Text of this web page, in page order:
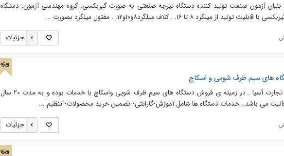
آزمون صنعت تولید کننده دستگاه تیرچه صنعتی به صورت گیربکسی. گروه مهندسی آزمون. دستگاه
تولید از میلگرد ۸ تا ۱۶. . کلاف میلگرد۸و۱۰و۱۲. . مفتول میلگرد بصورت ...
جزئیات
ویژه
های سیم ظرف شویی و اسکاچ
شرکت آرمان تجارت آسیا . در زمینه ی فروش دستگاه های سیم ظرف شویی واسکاچ با خدمات بوده و به مدت 20 سال
می باشد.. خدمات دستگاه ها شامل آموزش-گارانتی- تضمین خرید محصولات- تنظیم ...
جزئیات
ویژه